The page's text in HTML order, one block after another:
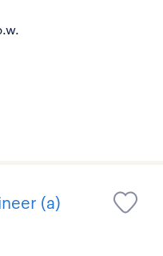
(a)